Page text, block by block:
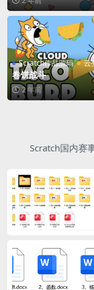
Scratch作品源码 云
卷饼战斗
2 年前
Scratch国内赛